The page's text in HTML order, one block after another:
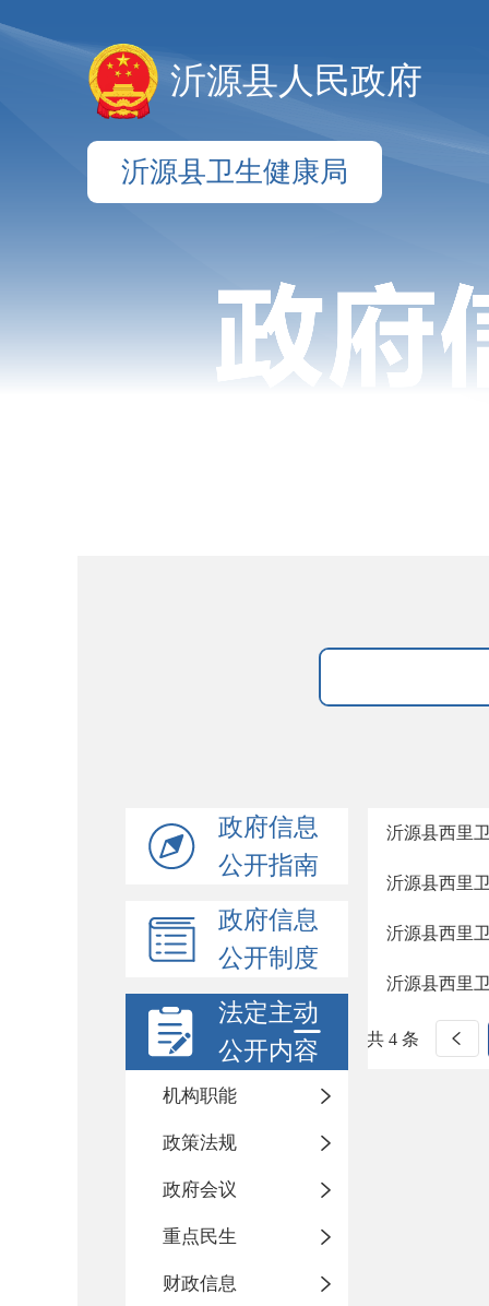
沂源县人民政府
沂源县卫生健康局
政府信息
公开指南
政府信息
公开制度
法定主动
公开内容
机构职能
政策法规
政府会议
重点民生
财政信息
沂源县西里
沂源县西里
沂源县西里
沂源县西里
共 4 条